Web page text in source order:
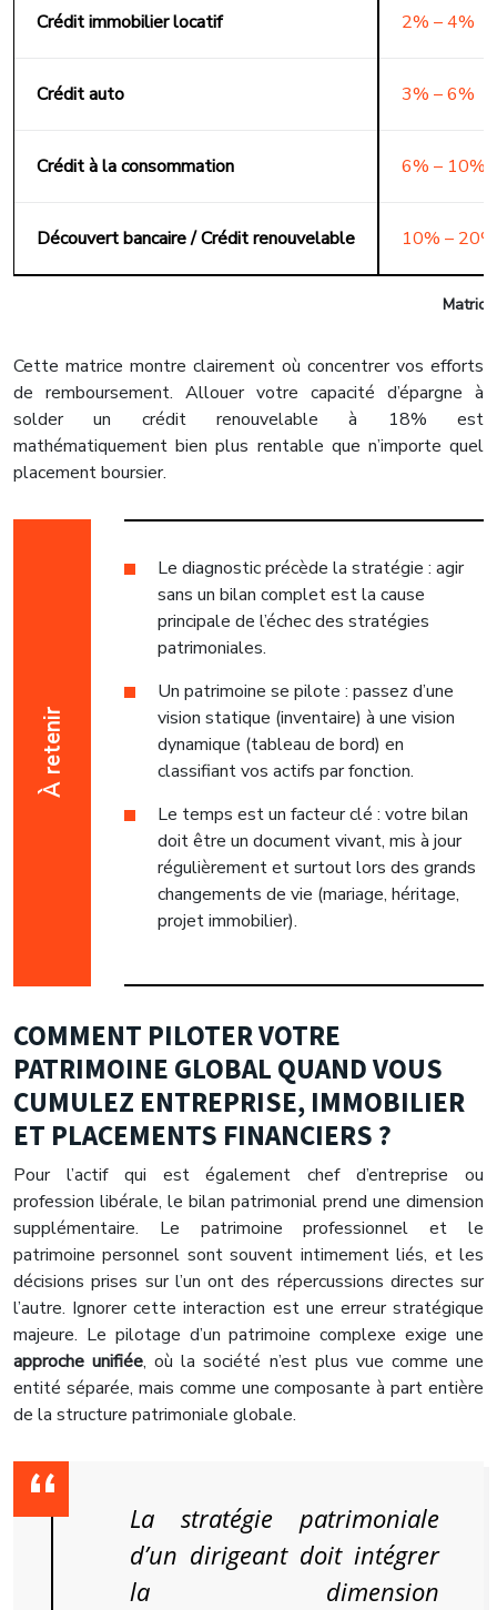
Crédit immobilier locatif 2% – 4%
Crédit auto 3% – 6%
Crédit à la consommation 6% – 10%
Découvert bancaire / Crédit renouvelable 10% – 20%
Cette matrice montre clairement où concentrer vos efforts
de remboursement. Allouer votre capacité d’épargne à
solder un crédit renouvelable à 18% est
mathématiquement bien plus rentable que n’importe quel
placement boursier.
À retenir
Le diagnostic précède la stratégie : agir
sans un bilan complet est la cause
principale de l’échec des stratégies
patrimoniales.
Un patrimoine se pilote : passez d’une
vision statique (inventaire) à une vision
dynamique (tableau de bord) en
classifiant vos actifs par fonction.
Le temps est un facteur clé : votre bilan
doit être un document vivant, mis à jour
régulièrement et surtout lors des grands
changements de vie (mariage, héritage,
projet immobilier).
COMMENT PILOTER VOTRE
PATRIMOINE GLOBAL QUAND VOUS
CUMULEZ ENTREPRISE, IMMOBILIER
ET PLACEMENTS FINANCIERS ?
Pour l’actif qui est également chef d’entreprise ou
profession libérale, le bilan patrimonial prend une dimension
supplémentaire. Le patrimoine professionnel et le
patrimoine personnel sont souvent intimement liés, et les
décisions prises sur l’un ont des répercussions directes sur
l’autre. Ignorer cette interaction est une erreur stratégique
majeure. Le pilotage d’un patrimoine complexe exige une
approche unifiée, où la société n’est plus vue comme une
entité séparée, mais comme une composante à part entière
de la structure patrimoniale globale.
La stratégie patrimoniale
d’un dirigeant doit intégrer
la dimension